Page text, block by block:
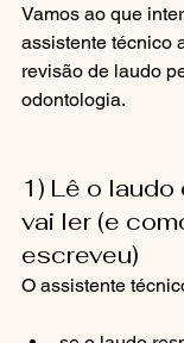
Vamos ao que
assistente técnico
revisão de laudo
odontologia.
1) Lê o
vai ler (e
escreveu)
O assistente